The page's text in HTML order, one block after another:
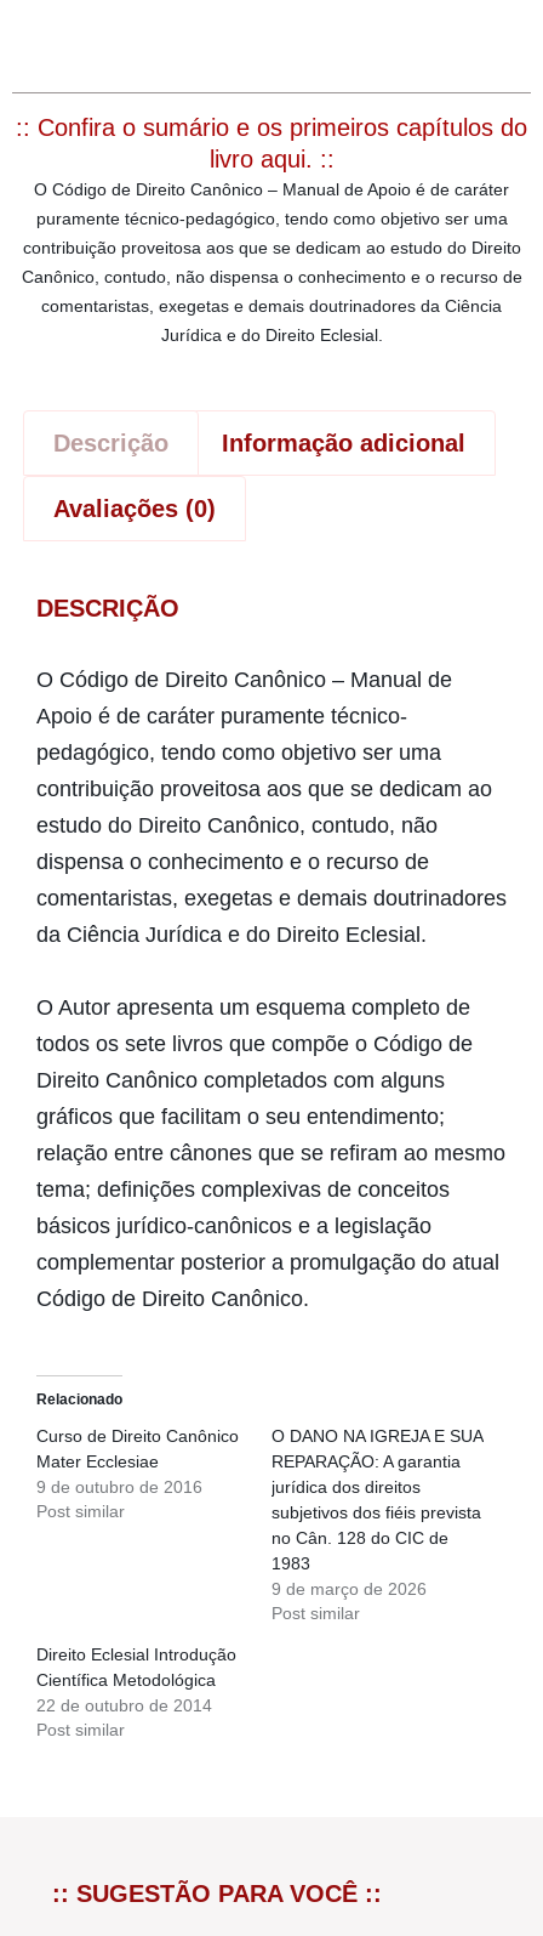
:: Confira o sumário e os primeiros capítulos do
livro aqui. ::
O Código de Direito Canônico – Manual de Apoio é de caráter
puramente técnico-pedagógico, tendo como objetivo ser uma
contribuição proveitosa aos que se dedicam ao estudo do Direito
Canônico, contudo, não dispensa o conhecimento e o recurso de
comentaristas, exegetas e demais doutrinadores da Ciência
Jurídica e do Direito Eclesial.
Descrição Informação adicional
Avaliações (0)
DESCRIÇÃO
O Código de Direito Canônico – Manual de
Apoio é de caráter puramente técnico-
pedagógico, tendo como objetivo ser uma
contribuição proveitosa aos que se dedicam ao
estudo do Direito Canônico, contudo, não
dispensa o conhecimento e o recurso de
comentaristas, exegetas e demais doutrinadores
da Ciência Jurídica e do Direito Eclesial.
O Autor apresenta um esquema completo de
todos os sete livros que compõe o Código de
Direito Canônico completados com alguns
gráficos que facilitam o seu entendimento;
relação entre cânones que se refiram ao mesmo
tema; definições complexivas de conceitos
básicos jurídico-canônicos e a legislação
complementar posterior a promulgação do atual
Código de Direito Canônico.
Relacionado
Curso de Direito Canônico
Mater Ecclesiae
9 de outubro de 2016
Post similar
O DANO NA IGREJA E SUA
REPARAÇÃO: A garantia
jurídica dos direitos
subjetivos dos fiéis prevista
no Cân. 128 do CIC de
1983
9 de março de 2026
Post similar
Direito Eclesial Introdução
Científica Metodológica
22 de outubro de 2014
Post similar
:: SUGESTÃO PARA VOCÊ ::